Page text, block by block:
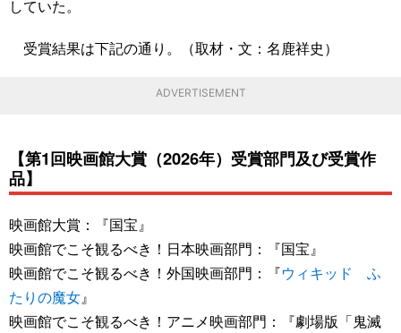
していた。
受賞結果は下記の通り。（取材・文：名鹿祥史）
ADVERTISEMENT
【第1回映画館大賞（2026年）受賞部門及び受賞作
品】
映画館大賞：『国宝』
映画館でこそ観るべき！日本映画部門：『国宝』
映画館でこそ観るべき！外国映画部門：『ウィキッド ふ
たりの魔女』
映画館でこそ観るべき！アニメ映画部門：『劇場版「鬼滅